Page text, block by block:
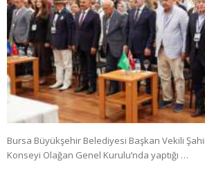
Bursa Büyükşehir Belediyesi Başkan Vekili
Konseyi Olağan Genel Kurulu’nda yaptığı …